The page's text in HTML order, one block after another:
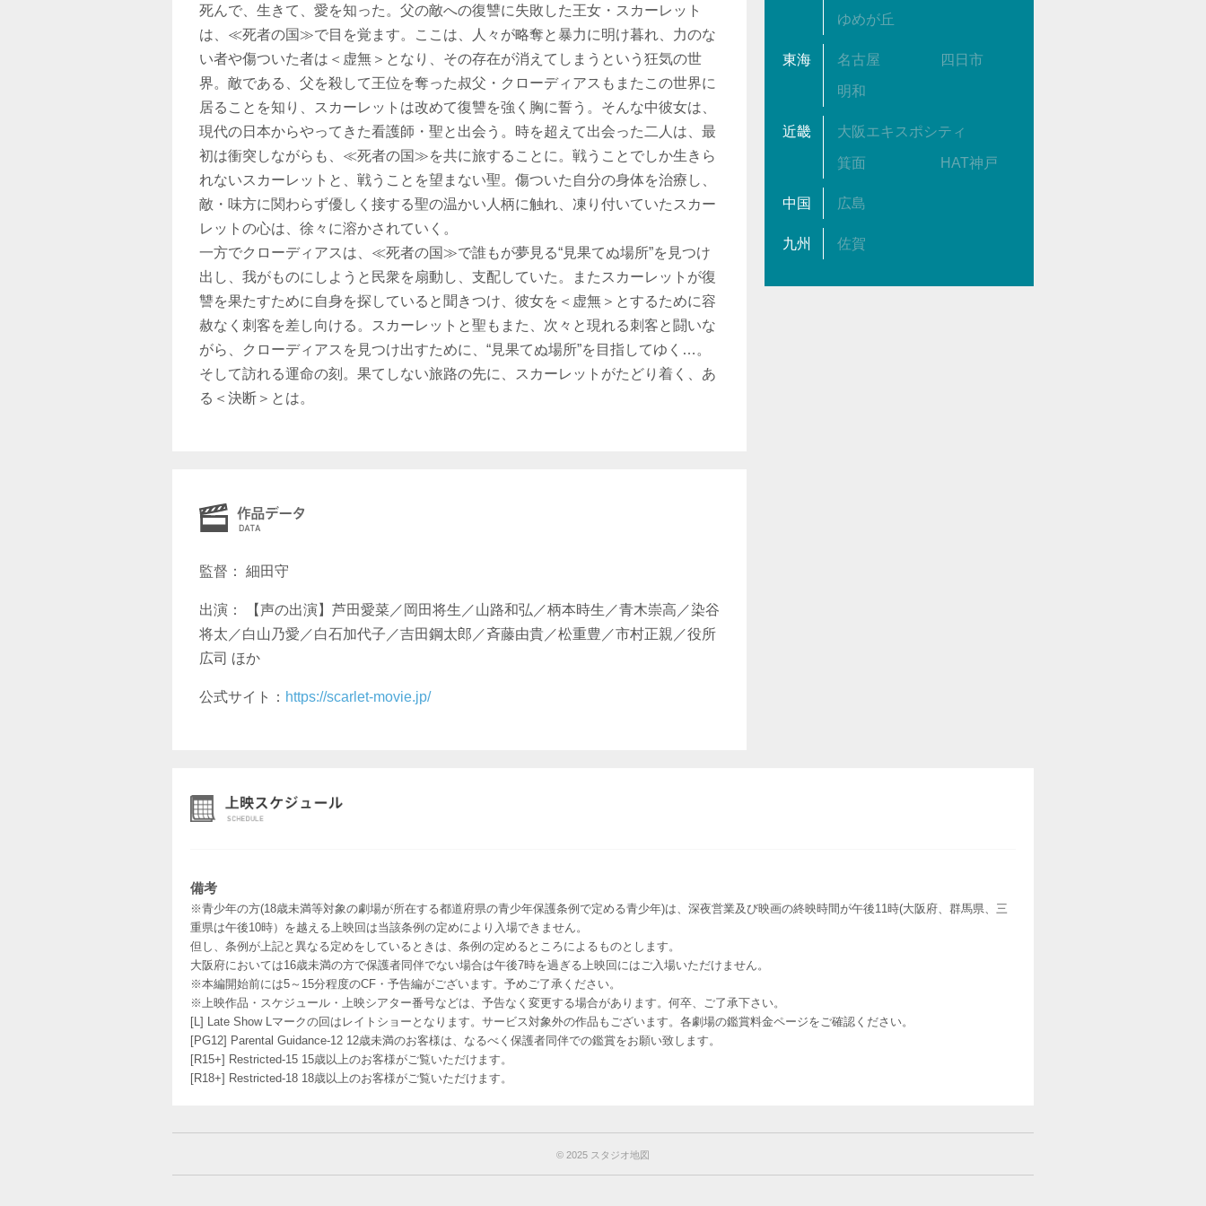
死んで、生きて、愛を知った。父の敵への復讐に失敗した王女・スカーレット
は、≪死者の国≫で目を覚ます。ここは、人々が略奪と暴力に明け暮れ、力のな
い者や傷ついた者は＜虚無＞となり、その存在が消えてしまうという狂気の世
界。敵である、父を殺して王位を奪った叔父・クローディアスもまたこの世界に
居ることを知り、スカーレットは改めて復讐を強く胸に誓う。そんな中彼女は、
現代の日本からやってきた看護師・聖と出会う。時を超えて出会った二人は、最
初は衝突しながらも、≪死者の国≫を共に旅することに。戦うことでしか生きら
れないスカーレットと、戦うことを望まない聖。傷ついた自分の身体を治療し、
敵・味方に関わらず優しく接する聖の温かい人柄に触れ、凍り付いていたスカー
レットの心は、徐々に溶かされていく。
一方でクローディアスは、≪死者の国≫で誰もが夢見る“見果てぬ場所”を見つけ
出し、我がものにしようと民衆を扇動し、支配していた。またスカーレットが復
讐を果たすために自身を探していると聞きつけ、彼女を＜虚無＞とするために容
赦なく刺客を差し向ける。スカーレットと聖もまた、次々と現れる刺客と闘いな
がら、クローディアスを見つけ出すために、“見果てぬ場所”を目指してゆく…。
そして訪れる運命の刻。果てしない旅路の先に、スカーレットがたどり着く、あ
る＜決断＞とは。
監督： 細田守
出演： 【声の出演】芦田愛菜／岡田将生／山路和弘／柄本時生／青木崇高／染谷
将太／白山乃愛／白石加代子／吉田鋼太郎／斉藤由貴／松重豊／市村正親／役所
広司 ほか
公式サイト： https://scarlet-movie.jp/
ゆめが丘
東海 名古屋 四日市
明和
近畿 大阪エキスポシティ
箕面 HAT神戸
中国 広島
九州 佐賀
備考
※青少年の方(18歳未満等対象の劇場が所在する都道府県の青少年保護条例で定める青少年)は、深夜営業及び映画の終映時間が午後11時(大阪府、群馬県、三
重県は午後10時）を越える上映回は当該条例の定めにより入場できません。
但し、条例が上記と異なる定めをしているときは、条例の定めるところによるものとします。
大阪府においては16歳未満の方で保護者同伴でない場合は午後7時を過ぎる上映回にはご入場いただけません。
※本編開始前には5～15分程度のCF・予告編がございます。予めご了承ください。
※上映作品・スケジュール・上映シアター番号などは、予告なく変更する場合があります。何卒、ご了承下さい。
[L] Late Show Lマークの回はレイトショーとなります。サービス対象外の作品もございます。各劇場の鑑賞料金ページをご確認ください。
[PG12] Parental Guidance-12 12歳未満のお客様は、なるべく保護者同伴での鑑賞をお願い致します。
[R15+] Restricted-15 15歳以上のお客様がご覧いただけます。
[R18+] Restricted-18 18歳以上のお客様がご覧いただけます。
©︎ 2025 スタジオ地図